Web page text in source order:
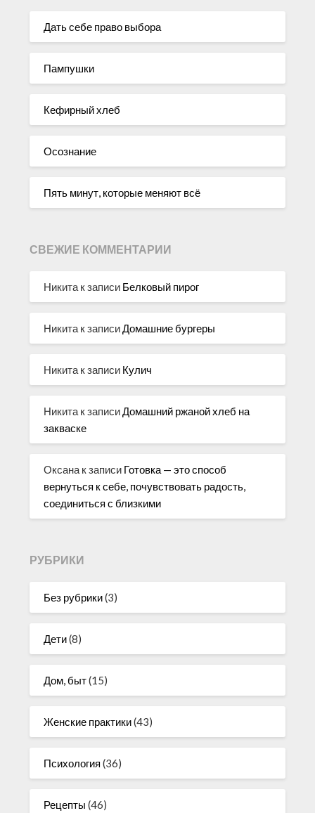
Дать себе право выбора
Пампушки
Кефирный хлеб
Осознание
Пять минут, которые меняют всё
СВЕЖИЕ КОММЕНТАРИИ
Никита к записи Белковый пирог
Никита к записиДомашние бургеры
Никита к записи Кулич
Никита к записиДомашний ржаной хлеб на
закваске
Оксана к записи Готовка — это способ
вернуться к себе, почувствовать радость,
соединиться с близкими
РУБРИКИ
Без рубрики(3)
Дети(8)
Дом, быт(15)
Женские практики(43)
Психология (36)
Рецепты (46)